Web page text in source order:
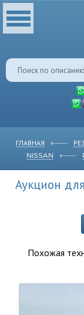
ГЛАВНАЯ
NISSAN
Аукцион
Похожая